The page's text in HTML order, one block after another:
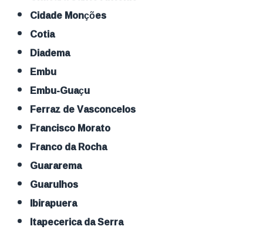
Cidade Monções
Cotia
Diadema
Embu
Embu-Guaçu
Ferraz de Vasconcelos
Francisco Morato
Franco da Rocha
Guararema
Guarulhos
Ibirapuera
Itapecerica da Serra